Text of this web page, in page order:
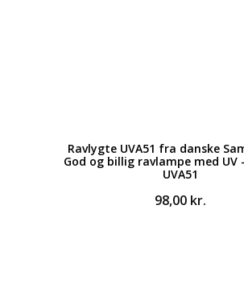
Ravlygte UVA51 fra danske
God og billig ravlampe med UV
UVA51
98,00 kr.